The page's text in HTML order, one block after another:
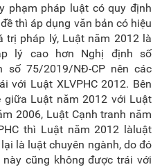
phạm pháp luật có quy định
thì áp dụng văn bản có hiệu
trị pháp lý, Luật năm 2012 là
lý cao hơn Nghị định số
số 75/2019/NĐ-CP nên các
với Luật XLVPHC 2012. Bên
giữa Luật năm 2012 với Luật
2006, Luật Cạnh tranh năm
thì Luật năm 2012 làluật
là luật chuyên ngành, do đó
cũng không được trái với